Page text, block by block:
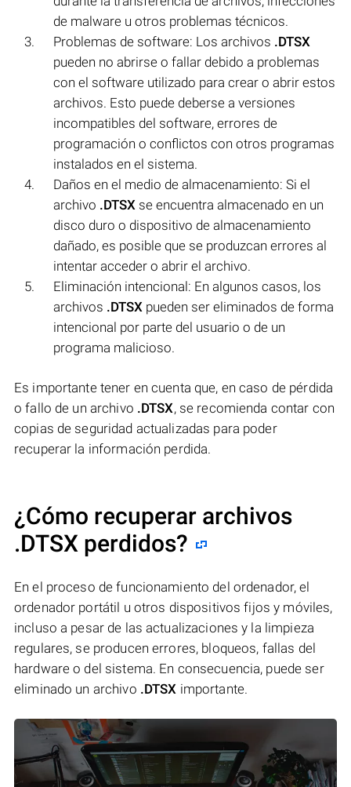
de malware u otros problemas técnicos.
Problemas de software: Los archivos .DTSX
pueden no abrirse o fallar debido a problemas
con el software utilizado para crear o abrir estos
archivos. Esto puede deberse a versiones
incompatibles del software, errores de
programación o conflictos con otros programas
instalados en el sistema.
Daños en el medio de almacenamiento: Si el
archivo .DTSX se encuentra almacenado en un
disco duro o dispositivo de almacenamiento
dañado, es posible que se produzcan errores al
intentar acceder o abrir el archivo.
Eliminación intencional: En algunos casos, los
archivos .DTSX pueden ser eliminados de forma
intencional por parte del usuario o de un
programa malicioso.
Es importante tener en cuenta que, en caso de pérdida
o fallo de un archivo .DTSX, se recomienda contar con
copias de seguridad actualizadas para poder
recuperar la información perdida.
¿Cómo recuperar archivos
.DTSX perdidos?
En el proceso de funcionamiento del ordenador, el
ordenador portátil u otros dispositivos fijos y móviles,
incluso a pesar de las actualizaciones y la limpieza
regulares, se producen errores, bloqueos, fallas del
hardware o del sistema. En consecuencia, puede ser
eliminado un archivo .DTSX importante.